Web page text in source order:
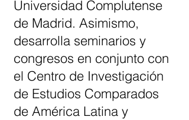
Universidad Complutense
de Madrid. Asimismo,
desarrolla seminarios y
congresos en conjunto con
el Centro de Investigación
de Estudios Comparados
de América Latina y